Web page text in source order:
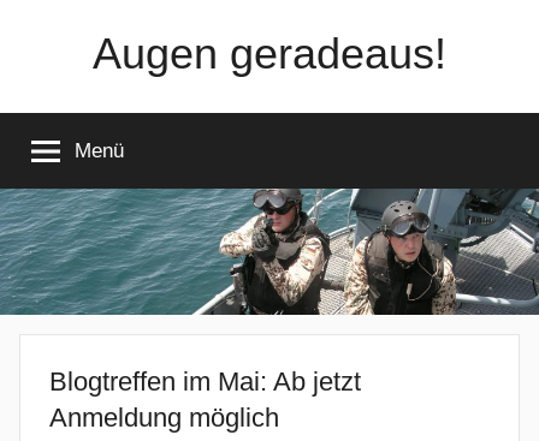
Augen geradeaus!
Menü
Blogtreffen im Mai: Ab jetzt
Anmeldung möglich